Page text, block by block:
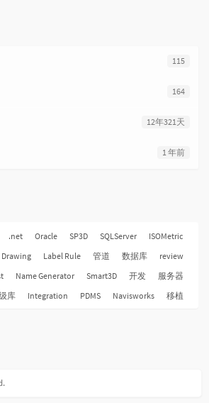
115
164
12年321天
1 年前
.net Oracle SP3D SQLServer
ISOMetric
Drawing Label Rule 管道 数据库
review
Name Generator Smart3D 开发
服务器
库 Integration PDMS Navisworks 移植